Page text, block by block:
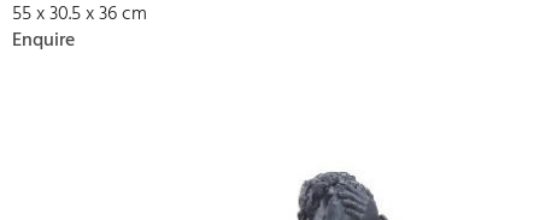
55 x 30.5 x 36 cm
Enquire